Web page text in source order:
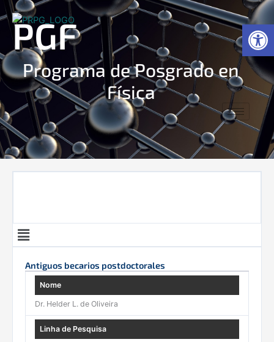
al
contenido
PGF
Programa de Posgrado en
Física
Menú
Antiguos becarios postdoctorales
Dr. Helder L. de Oliveira